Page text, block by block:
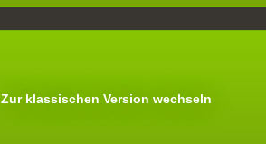
Zur klassischen Version wechseln